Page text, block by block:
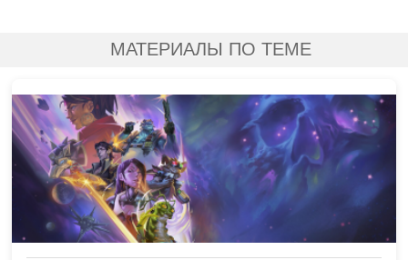
МАТЕРИАЛЫ ПО ТЕМЕ